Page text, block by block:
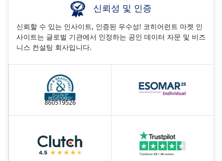
신뢰성 및 인증
신뢰할 수 있는 인사이트, 인증된 우수성! 코히어런트 마켓 인
사이트는 글로벌 기관에서 인정하는 공인 데이터 자문 및 비즈
니스 컨설팅 회사입니다.
860519526